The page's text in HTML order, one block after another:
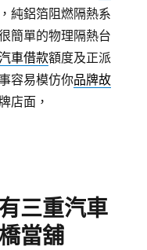
純鋁箔阻燃隔熱系
簡單的物理隔熱台
車借款額度及正派
容易模仿你品牌故
店面，
三重汽車
當舖